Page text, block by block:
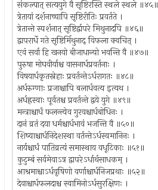
संकल्पात् सत्ययुगे वै सृष्टिरस्ति स्थले स्थले ॥४५॥
त्रेतायां दर्शनाच्चापि सृष्टिरीतिः प्रवर्तते ।
त्रेतान्ते स्पर्शनात् सृष्टिर्द्वापरे मिथुनादपि ॥४६॥
द्वापरार्धे गते सृष्टिर्मिथुनाद् विफला क्वचित् ।
एवं सर्वा हि खनयो बीजाधान्यो भवन्ति वै ॥४७॥
पुरुषा मोघवीर्याश्च वासनार्धप्रवर्तनाः ।
विषयार्धकृतस्नेहाः प्रवर्तन्तेऽर्धरागतः ॥४८॥
अर्धरुग्णाः प्रजाश्चापि बलार्धवत्य इत्यथ ।
अर्धह्रस्वाः पूर्वतश्च प्रवर्तन्ते द्वये युगे ॥४९॥
मन्त्राश्चार्धं फलन्त्येव गुरवश्चार्धबोधिनः ।
दानं व्रतं दया धर्मश्चार्धभावं भजन्ति वै ॥५०॥
शिष्याश्चार्धनिदेशस्था वर्तन्तेऽर्धस्वमानिनः ।
नार्यश्चार्धं पातिव्रत्यं समास्थाय वधूटिकाः ॥५१॥
कुटुम्बं सर्वमेवाऽत्र द्वापरेऽर्धार्थसाधकम् ।
आश्रमाश्चाऽर्धवृषिणो वर्णाश्चार्धनिजप्रथाः ॥५२॥
देवाश्चार्धफलदाश्च स्वामिनोऽर्धसुरक्षिणः ।